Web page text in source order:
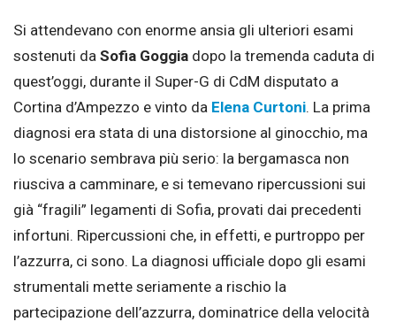
Si attendevano con enorme ansia gli ulteriori esami
sostenuti da Sofia Goggia dopo la tremenda caduta di
quest’oggi, durante il Super-G di CdM disputato a
Cortina d’Ampezzo e vinto da Elena Curtoni. La prima
diagnosi era stata di una distorsione al ginocchio, ma
lo scenario sembrava più serio: la bergamasca non
riusciva a camminare, e si temevano ripercussioni sui
già “fragili” legamenti di Sofia, provati dai precedenti
infortuni. Ripercussioni che, in effetti, e purtroppo per
l’azzurra, ci sono. La diagnosi ufficiale dopo gli esami
strumentali mette seriamente a rischio la
partecipazione dell’azzurra, dominatrice della velocità